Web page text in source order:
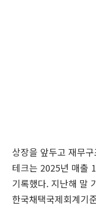
상장을 앞두고 재무
테크는 2025년 매출
기록했다. 지난해 말
한국채택국제회계기